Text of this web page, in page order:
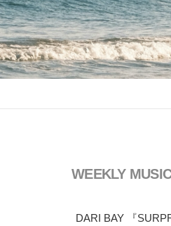
WEEKLY
DARI BAY 『